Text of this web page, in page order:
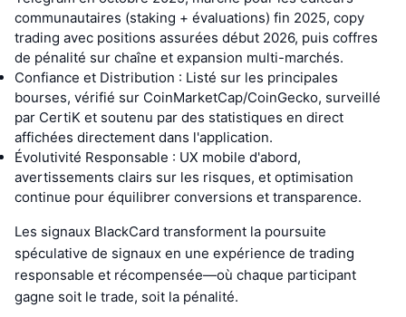
communautaires (staking + évaluations) fin 2025, copy
trading avec positions assurées début 2026, puis coffres
de pénalité sur chaîne et expansion multi-marchés.
Confiance et Distribution : Listé sur les principales
bourses, vérifié sur CoinMarketCap/CoinGecko, surveillé
par CertiK et soutenu par des statistiques en direct
affichées directement dans l'application.
Évolutivité Responsable : UX mobile d'abord,
avertissements clairs sur les risques, et optimisation
continue pour équilibrer conversions et transparence.
Les signaux BlackCard transforment la poursuite
spéculative de signaux en une expérience de trading
responsable et récompensée—où chaque participant
gagne soit le trade, soit la pénalité.